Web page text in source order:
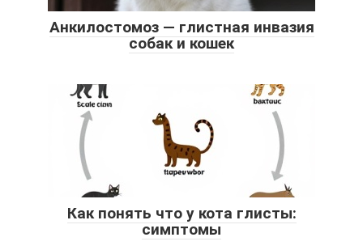
Анкилостомоз — глистная инвазия
собак и кошек
Как понять что у кота глисты:
симптомы